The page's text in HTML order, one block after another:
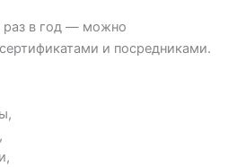
раз в год — можно
и посредниками.